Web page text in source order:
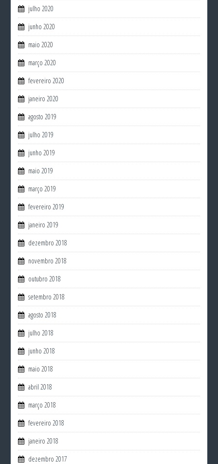
julho 2020
junho 2020
maio 2020
março 2020
fevereiro 2020
janeiro 2020
agosto 2019
julho 2019
junho 2019
maio 2019
março 2019
fevereiro 2019
janeiro 2019
dezembro 2018
novembro 2018
outubro 2018
setembro 2018
agosto 2018
julho 2018
junho 2018
maio 2018
abril 2018
março 2018
fevereiro 2018
janeiro 2018
dezembro 2017